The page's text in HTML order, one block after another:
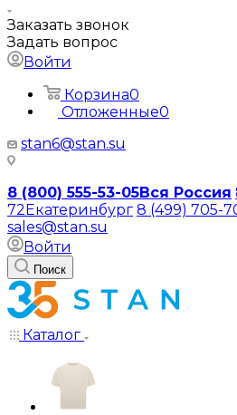
Заказать звонок
Задать вопрос
Войти
Корзина0
Отложенные0
stan6@stan.su
8 (800) 555-53-05Вся Россия
72Екатеринбург 8 (499) 705-
sales@stan.su
Войти
Поиск
Каталог